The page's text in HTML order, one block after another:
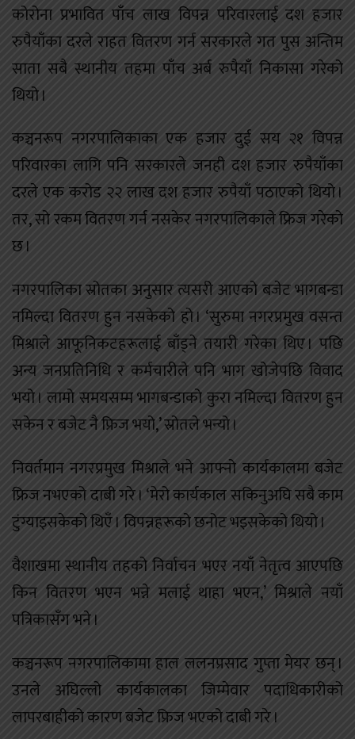
कोरोना प्रभावित पाँच लाख विपन्न परिवारलाई दश हजार
रुपैयाँका दरले राहत वितरण गर्न सरकारले गत पुस अन्तिम
साता सबै स्थानीय तहमा पाँच अर्ब रुपैयाँ निकासा गरेको
थियो ।
कञ्चनरूप नगरपालिकाका एक हजार दुई सय २१ विपन्न
परिवारका लागि पनि सरकारले जनही दश हजार रुपैयाँका
दरले एक करोड २२ लाख दश हजार रुपैयाँ पठाएको थियो ।
तर, सो रकम वितरण गर्न नसकेर नगरपालिकाले फ्रिज गरेको
छ ।
नगरपालिका स्रोतका अनुसार त्यसरी आएको बजेट भागबन्डा
नमिल्दा वितरण हुन नसकेको हो । ‘सुरुमा नगरप्रमुख वसन्त
मिश्राले आफूनिकटहरूलाई बाँड्ने तयारी गरेका थिए । पछि
अन्य जनप्रतिनिधि र कर्मचारीले पनि भाग खोजेपछि विवाद
भयो । लामो समयसम्म भागबन्डाको कुरा नमिल्दा वितरण हुन
सकेन र बजेट नै फ्रिज भयो,’ स्रोतले भन्यो ।
निवर्तमान नगरप्रमुख मिश्राले भने आफ्नो कार्यकालमा बजेट
फ्रिज नभएको दाबी गरे । ‘मेरो कार्यकाल सकिनुअघि सबै काम
टुंग्याइसकेको थिएँ । विपन्नहरूको छनोट भइसकेको थियो ।
वैशाखमा स्थानीय तहको निर्वाचन भएर नयाँ नेतृत्व आएपछि
किन वितरण भएन भन्ने मलाई थाहा भएन,’ मिश्राले नयाँ
पत्रिकासँग भने ।
कञ्चनरूप नगरपालिकामा हाल ललनप्रसाद गुप्ता मेयर छन् ।
उनले अघिल्लो कार्यकालका जिम्मेवार पदाधिकारीको
लापरबाहीको कारण बजेट फ्रिज भएको दाबी गरे ।